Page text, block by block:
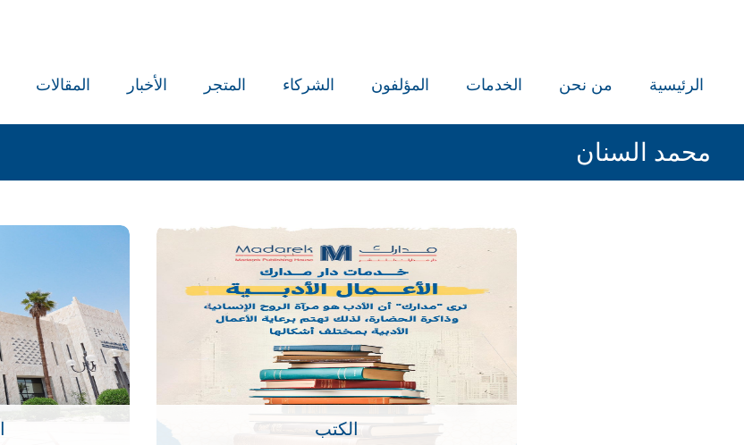
الرئيسية من نحن الخدمات المؤلفون الشركاء المتجر الأخبار المقالات
محمد السنان
الكتب